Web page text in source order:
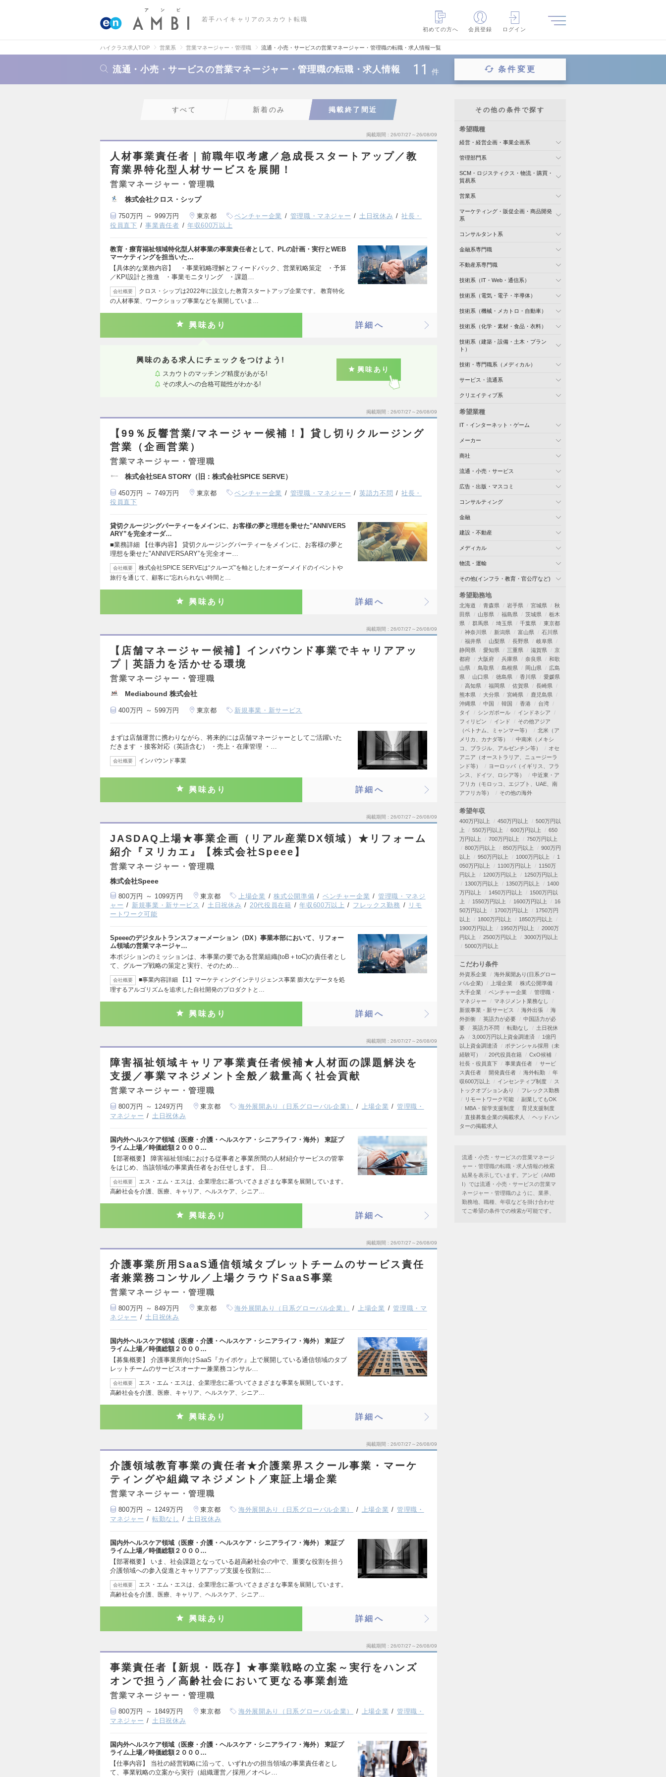
若手ハイキャリアのスカウト転職
初めての方へ
会員登録 ログイン
ハイクラス求人TOP 営業系 営業マネージャー・管理職 流通・小売・サービスの営業マネージャー・管理職の転職・求人情報一覧
流通・小売・サービスの営業マネージャー・管理職の転職・求人情報 11 件 条件変更
すべて 新着のみ 掲載終了間近
掲載期間 26/07/27～26/08/09
人材事業責任者｜前職年収考慮／急成長スタートアップ／教
育業界特化型人材サービスを展開！
営業マネージャー・管理職
株式会社クロス・シップ
750万円 ～ 999万円 東京都 ベンチャー企業 管理職・マネジャー 土日祝休み
社長・
役員直下
事業責任者 年収600万以上
教育・療育福祉領域特化型人材事業の事業責任者として、PLの計画・実行とWEB
マーケティングを担当いた…
【具体的な業務内容】 ・事業戦略理解とフィードバック、営業戦略策定 ・予算
／KPI設計と推進 ・事業モニタリング ・課題…
会社概要
クロス・シップは2022年に設立した教育スタートアップ企業です。 教育特化
の人材事業、ワークショップ事業などを展開していま…
興味あり 詳細へ
興味のある求人にチェックをつけよう!
スカウトのマッチング精度があがる!
その求人への合格可能性がわかる!
興味あり
掲載期間 26/07/27～26/08/09
【99％反響営業/マネージャー候補！】貸し切りクルージング
営業（企画営業）
営業マネージャー・管理職
株式会社SEA STORY（旧：株式会社SPICE SERVE）
450万円 ～ 749万円 東京都 ベンチャー企業 管理職・マネジャー 英語力不問
社長・
役員直下
貸切クルージングパーティーをメインに、お客様の夢と理想を乗せた"ANNIVERS
ARY”を完全オーダ…
■業務詳細 【仕事内容】 貸切クルージングパーティーをメインに、お客様の夢と
理想を乗せた"ANNIVERSARY”を完全オー…
会社概要
株式会社SPICE SERVEは“クルーズ”を軸としたオーダーメイドのイベントや
旅行を通じて、顧客に“忘れられない時間と…
興味あり 詳細へ
掲載期間 26/07/27～26/08/09
【店舗マネージャー候補】インバウンド事業でキャリアアッ
プ｜英語力を活かせる環境
営業マネージャー・管理職
Mediabound 株式会社
400万円 ～ 599万円 東京都 新規事業・新サービス
まずは店舗運営に携わりながら、将来的には店舗マネージャーとしてご活躍いた
だきます ・接客対応（英語含む） ・売上・在庫管理 ・…
会社概要 インバウンド事業
興味あり 詳細へ
掲載期間 26/07/27～26/08/09
JASDAQ上場★事業企画（リアル産業DX領域）★リフォーム
紹介『ヌリカエ』【株式会社Speee】
営業マネージャー・管理職
株式会社Speee
800万円 ～ 1099万円 東京都 上場企業 株式公開準備 ベンチャー企業
管理職・マネジ
ャー
新規事業・新サービス 土日祝休み 20代役員在籍 年収600万以上 フレックス勤務
リモ
ートワーク可能
Speeeのデジタルトランスフォーメーション（DX）事業本部において、リフォー
ム領域の営業マネージャ…
本ポジションのミッションは、本事業の要である営業組織(toB＋toC)の責任者とし
て、グループ戦略の策定と実行、そのため…
会社概要
■事業内容詳細 【1】マーケティングインテリジェンス事業 膨大なデータを処
理するアルゴリズムを追求した自社開発のプロダクトと…
興味あり 詳細へ
掲載期間 26/07/27～26/08/09
障害福祉領域キャリア事業責任者候補★人材面の課題解決を
支援／事業マネジメント全般／裁量高く社会貢献
営業マネージャー・管理職
800万円 ～ 1249万円 東京都 海外展開あり（日系グローバル企業） 上場企業
管理職・
マネジャー
土日祝休み
国内外ヘルスケア領域（医療・介護・ヘルスケア・シニアライフ・海外） 東証プ
ライム上場／時価総額２０００…
【部署概要】 障害福祉領域における従事者と事業所間の人材紹介サービスの管掌
をはじめ、当該領域の事業責任者をお任せします。 日…
会社概要
エス・エム・エスは、企業理念に基づいてさまざまな事業を展開しています。
高齢社会を介護、医療、キャリア、ヘルスケア、シニア…
興味あり 詳細へ
掲載期間 26/07/27～26/08/09
介護事業所用SaaS通信領域タブレットチームのサービス責任
者兼業務コンサル／上場クラウドSaaS事業
営業マネージャー・管理職
800万円 ～ 849万円 東京都 海外展開あり（日系グローバル企業） 上場企業
管理職・マ
ネジャー
土日祝休み
国内外ヘルスケア領域（医療・介護・ヘルスケア・シニアライフ・海外） 東証プ
ライム上場／時価総額２０００…
【募集概要】 介護事業所向けSaaS『カイポケ』上で展開している通信領域のタブ
レットチームのサービスオーナー兼業務コンサル…
会社概要
エス・エム・エスは、企業理念に基づいてさまざまな事業を展開しています。
高齢社会を介護、医療、キャリア、ヘルスケア、シニア…
興味あり 詳細へ
掲載期間 26/07/27～26/08/09
介護領域教育事業の責任者★介護業界スクール事業・マーケ
ティングや組織マネジメント／東証上場企業
営業マネージャー・管理職
800万円 ～ 1249万円 東京都 海外展開あり（日系グローバル企業） 上場企業
管理職・
マネジャー
転勤なし 土日祝休み
国内外ヘルスケア領域（医療・介護・ヘルスケア・シニアライフ・海外） 東証プ
ライム上場／時価総額２０００…
【部署概要】 いま、社会課題となっている超高齢社会の中で、重要な役割を担う
介護領域への参入促進とキャリアアップ支援を役割に…
会社概要
エス・エム・エスは、企業理念に基づいてさまざまな事業を展開しています。
高齢社会を介護、医療、キャリア、ヘルスケア、シニア…
興味あり 詳細へ
掲載期間 26/07/27～26/08/09
事業責任者【新規・既存】★事業戦略の立案～実行をハンズ
オンで担う／高齢社会において更なる事業創造
営業マネージャー・管理職
800万円 ～ 1849万円 東京都 海外展開あり（日系グローバル企業） 上場企業
管理職・
マネジャー
土日祝休み
国内外ヘルスケア領域（医療・介護・ヘルスケア・シニアライフ・海外） 東証プ
ライム上場／時価総額２０００…
【仕事内容】 当社の経営戦略に沿って、いずれかの担当領域の事業責任者とし
て、事業戦略の立案から実行（組織運営／採用／オペレ…
その他の条件で探す
希望職種
経営・経営企画・事業企画系
管理部門系
SCM・ロジスティクス・物流・購買・
貿易系
営業系
マーケティング・販促企画・商品開発
系
コンサルタント系
金融系専門職
不動産系専門職
技術系（IT・Web・通信系）
技術系（電気・電子・半導体）
技術系（機械・メカトロ・自動車）
技術系（化学・素材・食品・衣料）
技術系（建築・設備・土木・プラン
ト）
技術・専門職系（メディカル）
サービス・流通系
クリエイティブ系
希望業種
IT・インターネット・ゲーム
メーカー
商社
流通・小売・サービス
広告・出版・マスコミ
コンサルティング
金融
建設・不動産
メディカル
物流・運輸
その他(インフラ・教育・官公庁など)
希望勤務地
北海道 青森県 岩手県 宮城県
秋
田県
山形県 福島県 茨城県
栃木
県
群馬県 埼玉県 千葉県
東京都
神奈川県
新潟県 富山県
石川県
福井県
山梨県 長野県
岐阜県
静岡県
愛知県 三重県 滋賀県
京
都府
大阪府 兵庫県 奈良県
和歌
山県
鳥取県 島根県 岡山県
広島
県
山口県 徳島県 香川県
愛媛県
高知県
福岡県 佐賀県
長崎県
熊本県
大分県 宮崎県
鹿児島県
沖縄県
中国 韓国 香港
台湾
タイ
シンガポール
インドネシア
フィリピン
インド
その他アジア
（ベトナム、ミャンマー等）
北米（ア
メリカ、カナダ等）
中南米（メキシ
コ、ブラジル、アルゼンチン等）
オセ
アニア（オーストラリア、ニュージーラ
ンド等）
ヨーロッパ（イギリス、フラ
ンス、ドイツ、ロシア等）
中近東・ア
フリカ（モロッコ、エジプト、UAE、南
アフリカ等）
その他の海外
希望年収
400万円以上 450万円以上
500万円以
上
550万円以上 600万円以上
650
万円以上
700万円以上
750万円以上
800万円以上
850万円以上
900万円
以上
950万円以上 1000万円以上
1
050万円以上
1100万円以上
1150万
円以上
1200万円以上
1250万円以上
1300万円以上
1350万円以上
1400
万円以上
1450万円以上
1500万円以
上
1550万円以上 1600万円以上
16
50万円以上
1700万円以上
1750万円
以上
1800万円以上
1850万円以上
1900万円以上
1950万円以上
2000万
円以上
2500万円以上
3000万円以上
5000万円以上
こだわり条件
外資系企業
海外展開あり(日系グロー
バル企業)
上場企業
株式公開準備
大手企業
ベンチャー企業
管理職・
マネジャー
マネジメント業務なし
新規事業・新サービス
海外出張
海
外折衝
英語力が必要
中国語力が必
要
英語力不問 転勤なし
土日祝休
み
3,000万円以上資金調達済
1億円
以上資金調達済
ポテンシャル採用（未
経験可）
20代役員在籍
CxO候補
社長・役員直下
事業責任者
サービ
ス責任者
開発責任者 海外転勤
年
収600万以上
インセンティブ制度
ス
トックオプションあり
フレックス勤務
リモートワーク可能
副業してもOK
MBA・留学支援制度
育児支援制度
直接募集企業の掲載求人
ヘッドハン
ターの掲載求人
流通・小売・サービスの営業マネージ
ャー・管理職の転職・求人情報の検索
結果を表示しています。アンビ（AMB
I）では流通・小売・サービスの営業マ
ネージャー・管理職のように、業界、
勤務地、職種、年収などを掛け合わせ
てご希望の条件での検索が可能です。